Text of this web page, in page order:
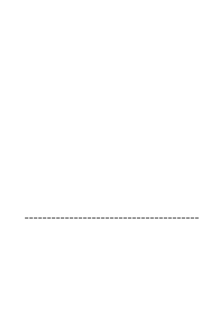
---------------------------------------